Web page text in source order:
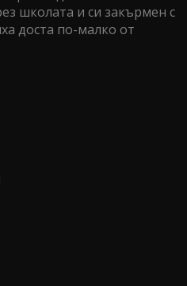
школата и си закърмен с
доста по-малко от